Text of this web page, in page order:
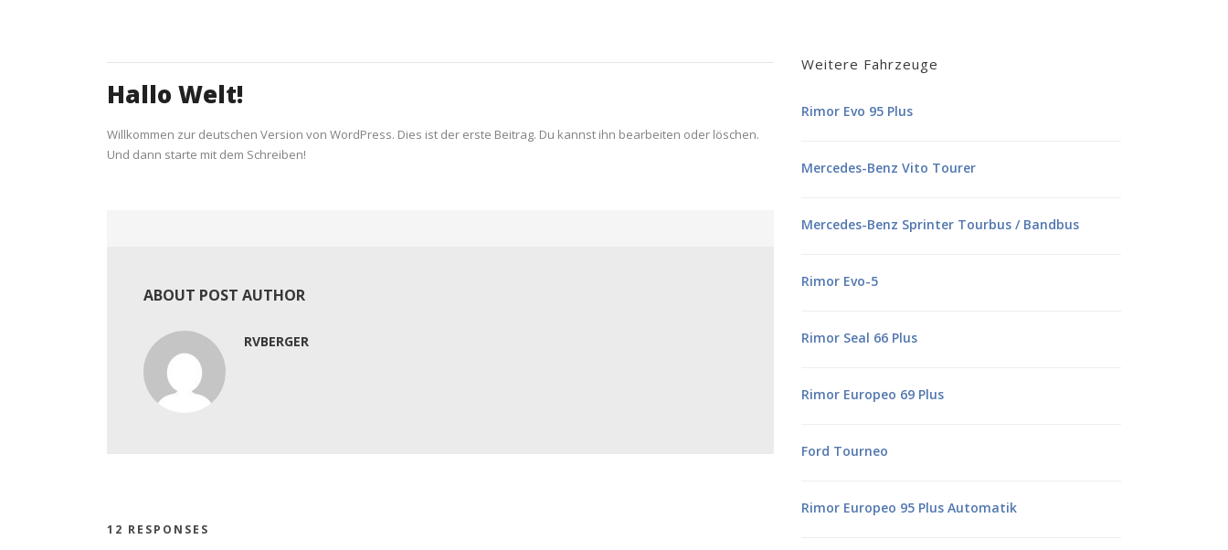
Hallo Welt!
Willkommen zur deutschen Version von WordPress. Dies ist der erste Beitrag. Du kannst ihn bearbeiten oder löschen.
Und dann starte mit dem Schreiben!
ABOUT POST AUTHOR
RVBERGER
12 RESPONSES
Weitere Fahrzeuge
Rimor Evo 95 Plus
Mercedes-Benz Vito Tourer
Mercedes-Benz Sprinter Tourbus / Bandbus
Rimor Evo-5
Rimor Seal 66 Plus
Rimor Europeo 69 Plus
Ford Tourneo
Rimor Europeo 95 Plus Automatik